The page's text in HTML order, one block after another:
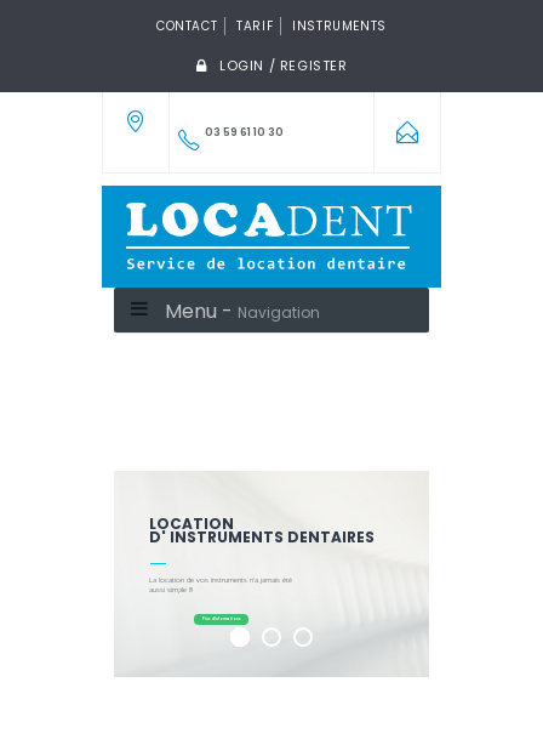
CONTACT TARIF INSTRUMENTS
LOGIN / REGISTER
03 59 61 10 30
Menu - Navigation
LOCATION
D' INSTRUMENTS DENTAIRES
La location de vos instruments n'a jamais été
aussi simple !!!
Plus d'informations